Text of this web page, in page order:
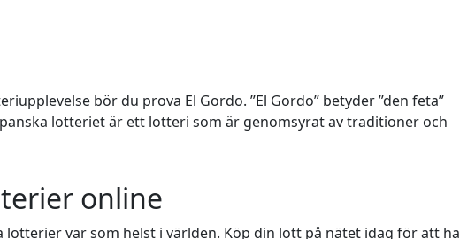
bör du prova El Gordo. ”El Gordo” betyder ”den feta”
lotteriet är ett lotteri som är genomsyrat av traditioner och
online
lotterier var som helst i världen. Köp din lott på nätet idag för att ha